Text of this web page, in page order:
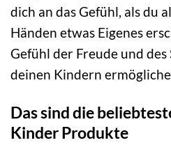
dich an das Gefühl, als du
Händen etwas Eigenes
Gefühl der Freude und
deinen Kindern
Das sind die
Kinder Produkte